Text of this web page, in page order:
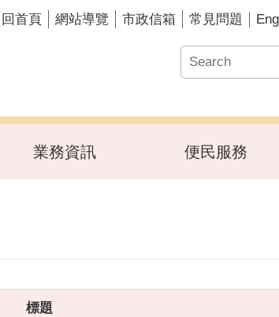
回首頁 網站導覽 市政信箱 常見問題
業務資訊 便民服務
標題